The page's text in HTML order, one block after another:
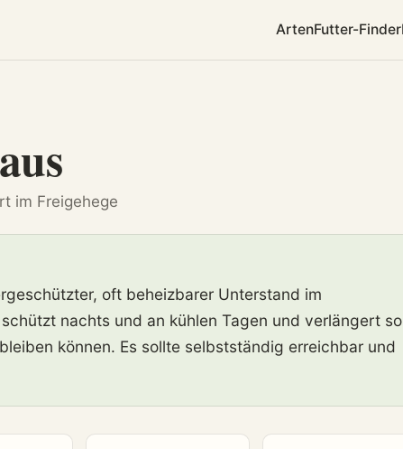
ArtenFutter-Finder
im Freigehege
oft beheizbarer Unterstand im
nachts und an kühlen Tagen und verlängert so
können. Es sollte selbstständig erreichbar und